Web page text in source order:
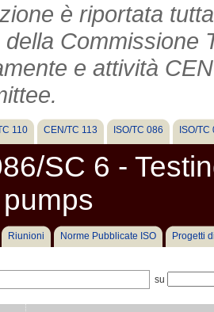
è riportata
Commissione
e attività
110 CEN/TC 113 ISO/TC 086 ISO/
SC 6 -
Riunioni Norme Pubblicate ISO Progetti
su